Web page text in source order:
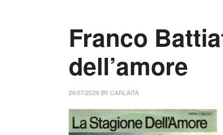
Franco
dell’amore
26/07/2026 BYCARLAITA